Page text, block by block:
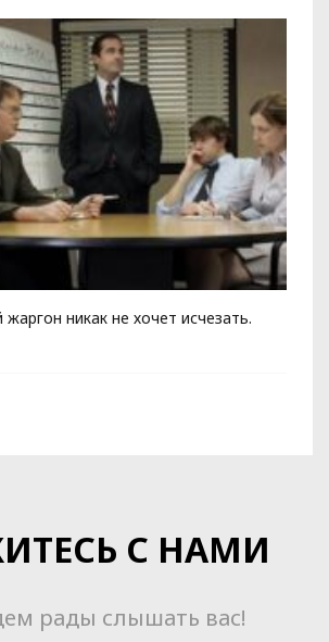
никак не хочет исчезать.
С НАМИ
рады слышать вас!